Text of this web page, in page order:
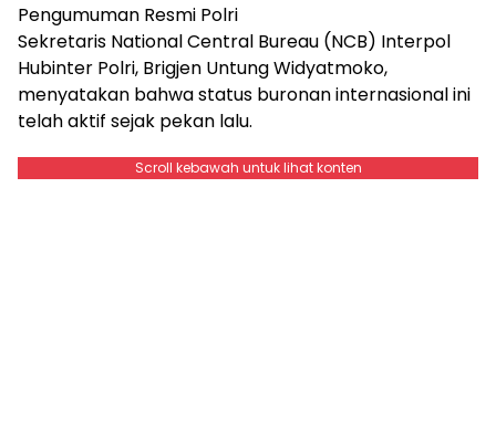
Pengumuman Resmi Polri
Sekretaris National Central Bureau (NCB) Interpol
Hubinter Polri, Brigjen Untung Widyatmoko,
menyatakan bahwa status buronan internasional ini
telah aktif sejak pekan lalu.
Scroll kebawah untuk lihat konten